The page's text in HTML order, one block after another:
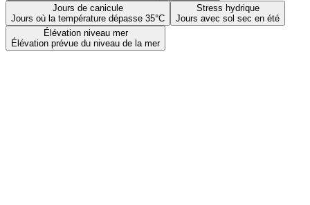
Jours de canicule
Jours où la température dépasse 35°C
Stress hydrique
Jours avec sol sec en été
Élévation niveau mer
Élévation prévue du niveau de la mer